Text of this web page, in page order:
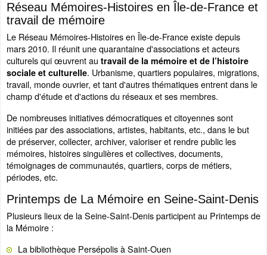
Réseau Mémoires-Histoires en Île-de-France et
travail de mémoire
Le Réseau Mémoires-Histoires en Île-de-France existe depuis
mars 2010. Il réunit une quarantaine d'associations et acteurs
culturels qui œuvrent au travail de la mémoire et de l’histoire
sociale et culturelle. Urbanisme, quartiers populaires, migrations,
travail, monde ouvrier, et tant d'autres thématiques entrent dans le
champ d'étude et d'actions du réseaux et ses membres.
De nombreuses initiatives démocratiques et citoyennes sont
initiées par des associations, artistes, habitants, etc., dans le but
de préserver, collecter, archiver, valoriser et rendre public les
mémoires, histoires singulières et collectives, documents,
témoignages de communautés, quartiers, corps de métiers,
périodes, etc.
Printemps de La Mémoire en Seine-Saint-Denis
Plusieurs lieux de la Seine-Saint-Denis participent au Printemps de
la Mémoire :
La bibliothèque Persépolis à Saint-Ouen